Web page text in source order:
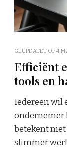
GEÜPDATET OP4
Efficiënt
tools en
Iedereen wil
ondernemer
betekent
slimmer